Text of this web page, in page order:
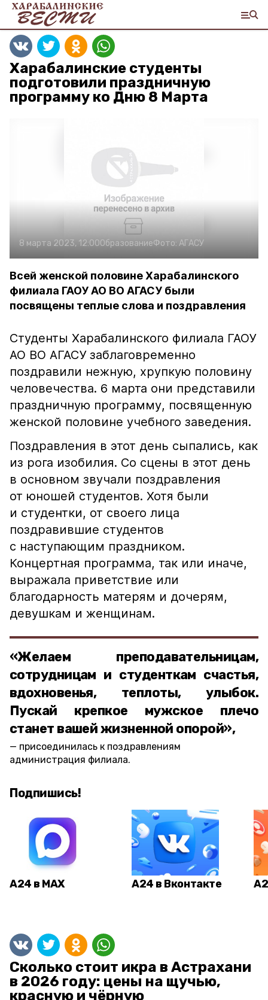
Харабалинские студенты
подготовили праздничную
программу ко Дню 8 Марта
8 марта 2023, 12:00ОбразованиеФото: АГАСУ
Всей женской половине Харабалинского
филиала ГАОУ АО ВО АГАСУ были
посвящены теплые слова и поздравления
Студенты Харабалинского филиала ГАОУ
АО ВО АГАСУ заблаговременно
поздравили нежную, хрупкую половину
человечества. 6 марта они представили
праздничную программу, посвященную
женской половине учебного заведения.
Поздравления в этот день сыпались, как
из рога изобилия. Со сцены в этот день
в основном звучали поздравления
от юношей студентов. Хотя были
и студентки, от своего лица
поздравившие студентов
с наступающим праздником.
Концертная программа, так или иначе,
выражала приветствие или
благодарность матерям и дочерям,
девушкам и женщинам.
«Желаем преподавательницам,
сотрудницам и студенткам счастья,
вдохновенья, теплоты, улыбок.
Пускай крепкое мужское плечо
станет вашей жизненной опорой»,
присоединилась к поздравлениям
администрация филиала.
Подпишись!
А24 в MAX А24 в Вконтакте
Сколько стоит икра в Астрахани
в 2026 году: цены на щучью,
красную и чёрную